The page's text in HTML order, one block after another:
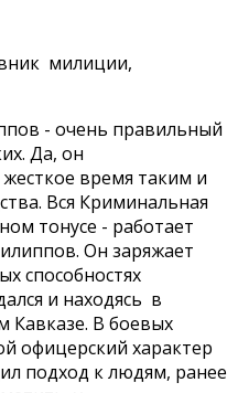
милиции,
- очень правильный
Да, он
время таким и
Вся Криминальная
тонусе - работает
Он заряжает
способностях
и находясь в
Кавказе. В боевых
офицерский характер
подход к людям, ранее